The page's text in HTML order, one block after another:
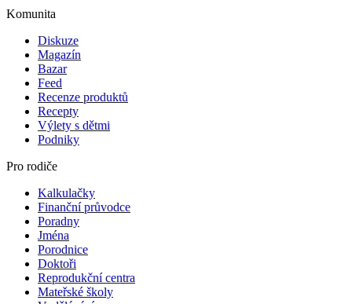
Komunita
Diskuze
Magazín
Bazar
Feed
Recenze produktů
Recepty
Výlety s dětmi
Podniky
Pro rodiče
Kalkulačky
Finanční průvodce
Poradny
Jména
Porodnice
Doktoři
Reprodukční centra
Mateřské školy